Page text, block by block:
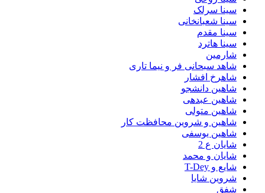
سینا سرلک
سینا شعبانخانی
سینا مقدم
سینا هاترد
شارمین
شاهد سبحانی فر و نیما تاری
شاهرخ افشار
شاهین دانشجو
شاهین عبدهی
شاهین متولی
شاهین و شروین محافظت کار
شاهین یوسفی
شایان ع 2
شایان و محمد
شایع و T-Dey
شروین شایا
شفق